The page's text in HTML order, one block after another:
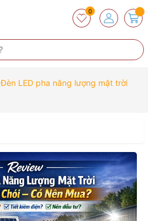
0
Đèn LED pha năng lượng mặt trời